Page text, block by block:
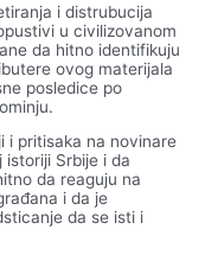
i distrubucija
u civilizovanom
da hitno identifikuju
ovog materijala
posledice po
i pritisaka na novinare
Srbije i da
da reaguju na
i da je
da se isti i